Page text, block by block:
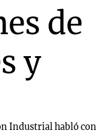
de
y
Industrial habló con